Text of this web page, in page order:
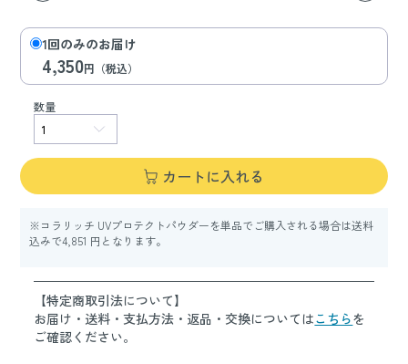
1回のみのお届け
4,350円（税込）
数量
カートに入れる
※コラリッチ UVプロテクトパウダーを単品でご購入される場合は送料
込みで4,851 円となります。
【特定商取引法について】
お届け・送料・支払方法・返品・交換についてはこちらを
ご確認ください。